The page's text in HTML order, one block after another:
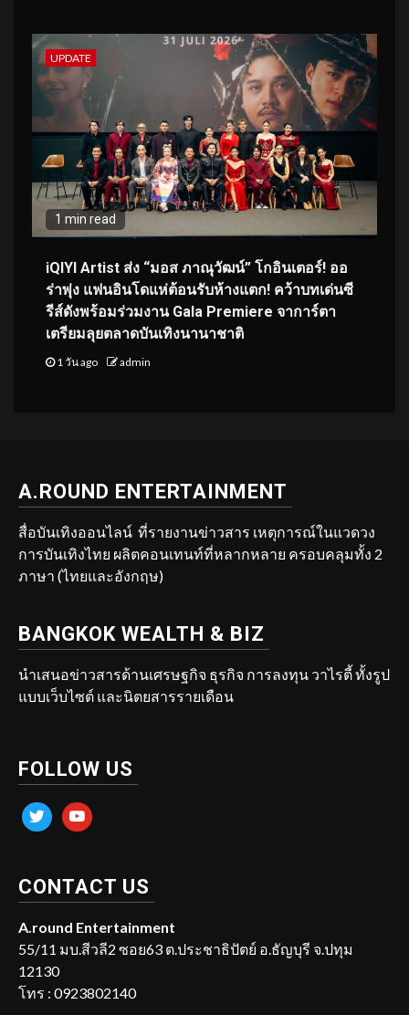
UPDATE
1 min read
iQIYI Artist ส่ง “มอส ภาณุวัฒน์” โกอินเตอร์! ออ
ร่าพุ่ง แฟนอินโดแห่ต้อนรับห้างแตก! คว้าบทเด่นซี
รีส์ดังพร้อมร่วมงาน Gala Premiere จาการ์ตา
เตรียมลุยตลาดบันเทิงนานาชาติ
1 วัน ago admin
A.ROUND ENTERTAINMENT
สื่อบันเทิงออนไลน์ ที่รายงานข่าวสาร เหตุการณ์ในแวดวง
การบันเทิงไทย ผลิตคอนเทนท์ที่หลากหลาย ครอบคลุมทั้ง 2
ภาษา (ไทยและอังกฤษ)
BANGKOK WEALTH & BIZ
นำเสนอข่าวสารด้านเศรษฐกิจ ธุรกิจ การลงทุน วาไรตี้ ทั้งรูป
แบบเว็บไซต์ และนิตยสารรายเดือน
FOLLOW US
twitter youtube
CONTACT US
A.round Entertainment
55/11 มบ.สีวลี2 ซอย63 ต.ประชาธิปัตย์ อ.ธัญบุรี จ.ปทุม
12130
โทร : 0923802140